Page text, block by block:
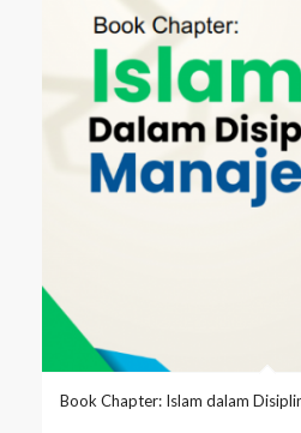
Book Chapter: Islam dalam